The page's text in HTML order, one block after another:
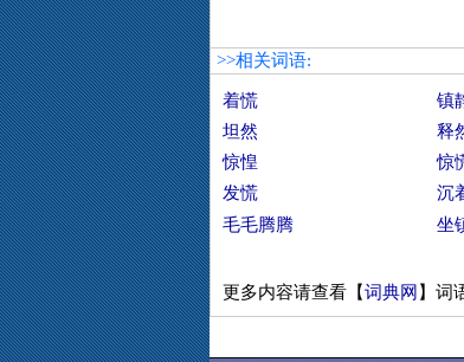
>>相关词语:
着慌 镇
坦然
释
惊惶
惊
发慌
沉
毛毛腾腾
坐
更多内容请查看【词典网 】词